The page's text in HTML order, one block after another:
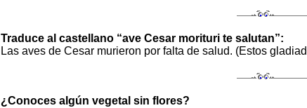
Traduce al castellano “ave Cesar morituri te salutan”:
Las aves de Cesar murieron por falta de salud. (Estos
¿Conoces algún vegetal sin flores?